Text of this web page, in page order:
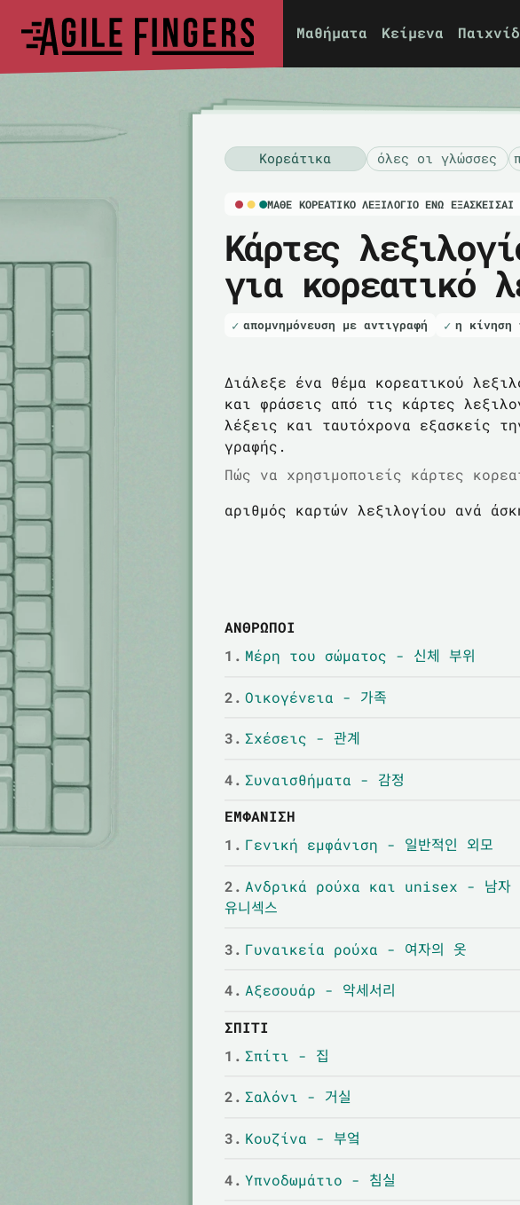
Μαθήματα Κείμενα
Κορεάτικα όλες οι γλώσσες
ΜΆΘΕ ΚΟΡΕΑΤΙΚΌ ΛΕΞΙΛΌΓΙΟ ΕΝΏ ΕΞΑΣΚΕΊΣΑΙ
Κάρτες
για κορεατικό
απομνημόνευση με αντιγραφή η κίνηση
Διάλεξε ένα θέμα κορεατικού
και φράσεις από τις κάρτες
λέξεις και ταυτόχρονα εξασκείς
γραφής.
Πώς να χρησιμοποιείς κάρτες
αριθμός καρτών λεξιλογίου ανά
ΑΝΘΡΩΠΟΙ
1. Μέρη του σώματος - 신체 부위
2. Οικογένεια - 가족
3. Σχέσεις - 관계
4. Συναισθήματα - 감정
ΕΜΦΆΝΙΣΗ
1. Γενική εμφάνιση - 일반적인 외모
2. Ανδρικά ρούχα και unisex - 남자
유니섹스
3. Γυναικεία ρούχα - 여자의 옷
4. Αξεσουάρ - 악세서리
ΣΠΊΤΙ
1. Σπίτι - 집
2. Σαλόνι - 거실
3. Κουζίνα - 부엌
4. Υπνοδωμάτιο - 침실